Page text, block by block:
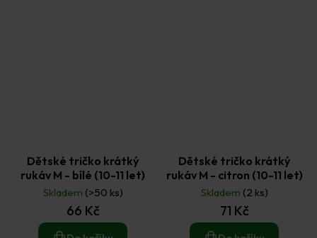
Dětské tričko krátký
rukáv M - bílé (10-11 let)
Skladem (>50 ks)
66 Kč
Dětské tričko krátký
rukáv M - citron (10-11 let)
Skladem (2 ks)
71 Kč